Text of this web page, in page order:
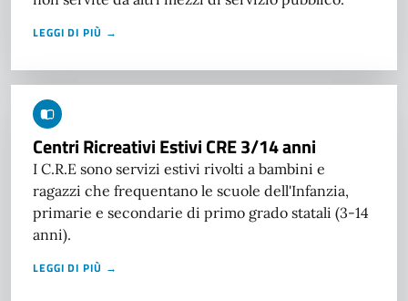
LEGGI DI PIÙ →
Centri Ricreativi Estivi CRE 3/14 anni
I C.R.E sono servizi estivi rivolti a bambini e
ragazzi che frequentano le scuole dell'Infanzia,
primarie e secondarie di primo grado statali (3-14
anni).
LEGGI DI PIÙ →